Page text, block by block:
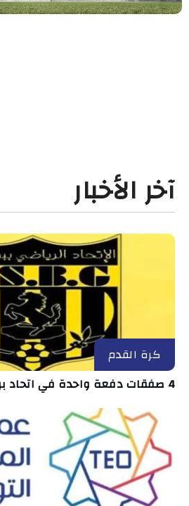
آخر الأخبار
كرة القدم
4 صفقات دفعة واحدة في اتحاد بن قردان